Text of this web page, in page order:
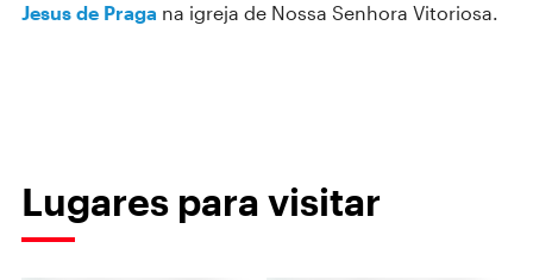
Jesus de Praga na igreja de Nossa Senhora Vitoriosa.
Lugares para visitar